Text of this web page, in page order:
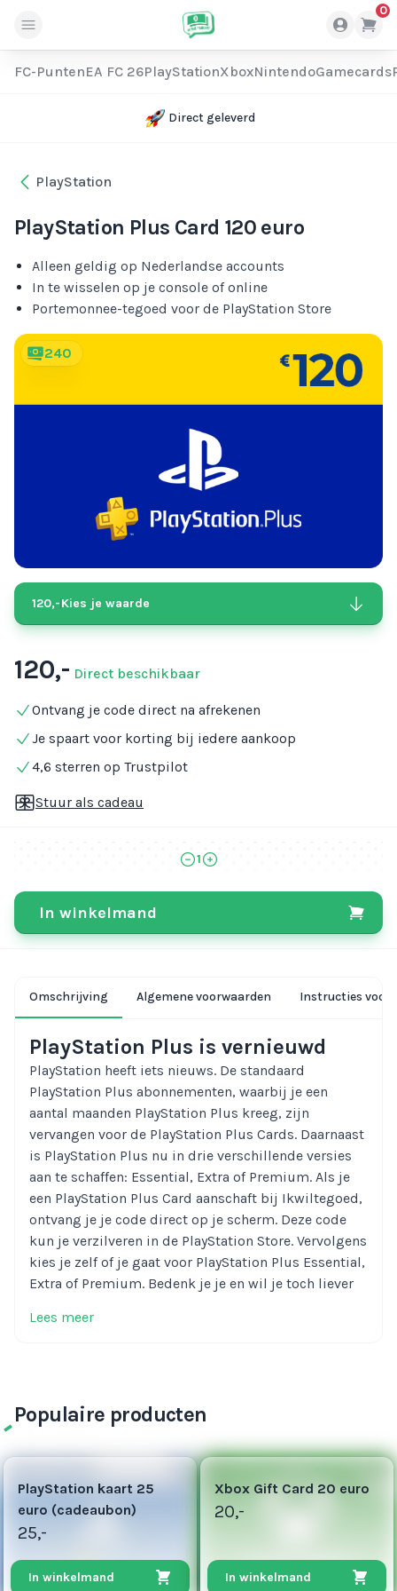
0
FC-PuntenEA FC 26PlayStationXboxNintendoGamecards
Direct geleverd
PlayStation
PlayStation Plus Card 120 euro
Alleen geldig op Nederlandse accounts
In te wisselen op je console of online
Portemonnee-tegoed voor de PlayStation Store
240
120,-Kies je waarde
120,- Direct beschikbaar
Ontvang je code direct na afrekenen
Je spaart voor korting bij iedere aankoop
4,6 sterren op Trustpilot
Stuur als cadeau
1
In winkelmand
Omschrijving Algemene voorwaarden Instructies voor
PlayStation Plus is vernieuwd
PlayStation heeft iets nieuws. De standaard
PlayStation Plus abonnementen, waarbij je een
aantal maanden PlayStation Plus kreeg, zijn
vervangen voor de PlayStation Plus Cards. Daarnaast
is PlayStation Plus nu in drie verschillende versies
aan te schaffen: Essential, Extra of Premium. Als je
een PlayStation Plus Card aanschaft bij Ikwiltegoed,
ontvang je je code direct op je scherm. Deze code
kun je verzilveren in de PlayStation Store. Vervolgens
kies je zelf of je gaat voor PlayStation Plus Essential,
Extra of Premium. Bedenk je je en wil je toch liever
eigenlijk voor PlayStation Plus hebt gekocht? Geen
Voeg in eenvoudige stappen geld toe aan je account
voor PlayStation™ Network (PSN) en koop er van
alles mee uit de enorme bibliotheek met content
van de PlayStation Store (PS Store), zoals:
PlayStation Plus (PS Plus)-abonnement (met
toegang tot online multiplayergames, maandelijkse
games, exclusieve kortingen en meer), games,
Lees meer
Populaire producten
13
PlayStation kaart 25
euro (cadeaubon)
25,-
In winkelmand
10
Xbox Gift Card 20 euro
20,-
In winkelmand